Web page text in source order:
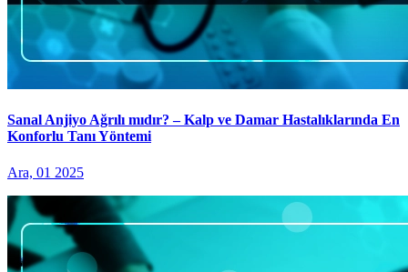
Sanal Anjiyo Ağrılı mıdır? – Kalp ve Damar Hastalıklarında En
Konforlu Tanı Yöntemi
Ara, 01 2025